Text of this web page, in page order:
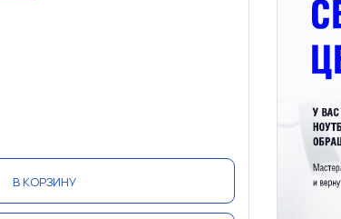
В КОРЗИНУ